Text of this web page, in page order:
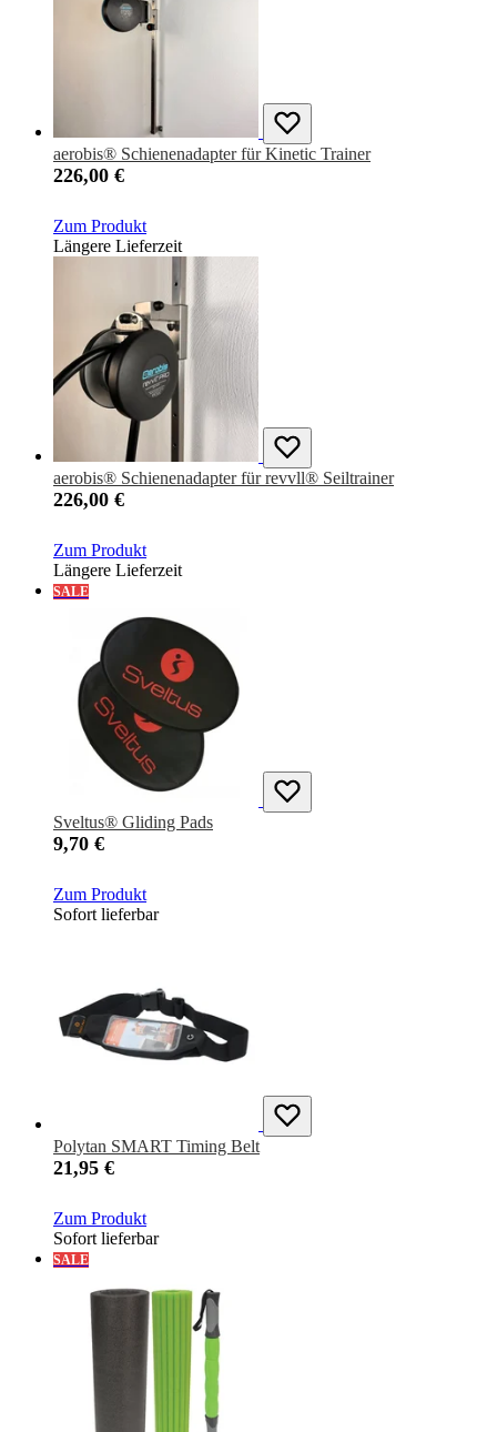
aerobis® Schienenadapter für Kinetic Trainer
226,00 €
Zum Produkt
Längere Lieferzeit
aerobis® Schienenadapter für revvll® Seiltrainer
226,00 €
Zum Produkt
Längere Lieferzeit
SALE
Sveltus® Gliding Pads
9,70 €
Zum Produkt
Sofort lieferbar
Polytan SMART Timing Belt
21,95 €
Zum Produkt
Sofort lieferbar
SALE